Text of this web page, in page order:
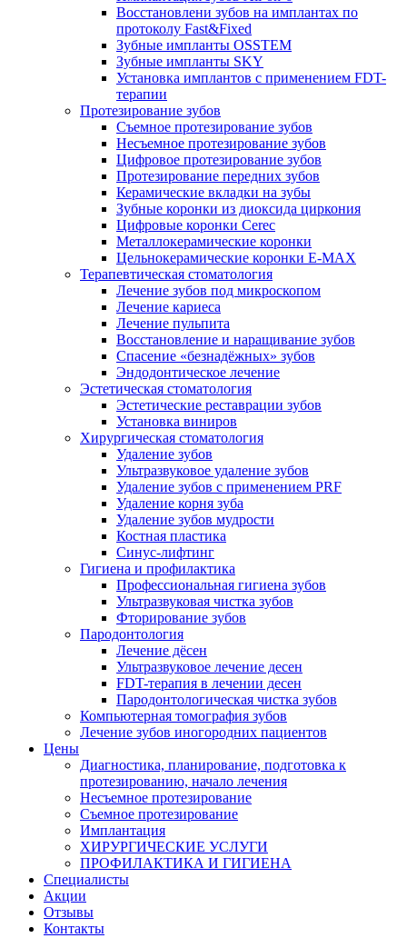
Восстановлени зубов на имплантах по
протоколу Fast&Fixed
Зубные импланты OSSTEM
Зубные импланты SKY
Установка имплантов с применением FDT-
терапии
Протезирование зубов
Съемное протезирование зубов
Несъемное протезирование зубов
Цифровое протезирование зубов
Протезирование передних зубов
Керамические вкладки на зубы
Зубные коронки из диоксида циркония
Цифровые коронки Cerec
Металлокерамические коронки
Цельнокерамические коронки E-MAX
Терапевтическая стоматология
Лечение зубов под микроскопом
Лечение кариеса
Лечение пульпита
Восстановление и наращивание зубов
Спасение «безнадёжных» зубов
Эндодонтическое лечение
Эстетическая стоматология
Эстетические реставрации зубов
Установка виниров
Хирургическая стоматология
Удаление зубов
Ультразвуковое удаление зубов
Удаление зубов с применением PRF
Удаление корня зуба
Удаление зубов мудрости
Костная пластика
Синус-лифтинг
Гигиена и профилактика
Профессиональная гигиена зубов
Ультразвуковая чистка зубов
Фторирование зубов
Пародонтология
Лечение дёсен
Ультразвуковое лечение десен
FDT-терапия в лечении десен
Пародонтологическая чистка зубов
Компьютерная томография зубов
Лечение зубов иногородних пациентов
Цены
Диагностика, планирование, подготовка к
протезированию, начало лечения
Несъемное протезирование
Съемное протезирование
Имплантация
ХИРУРГИЧЕСКИЕ УСЛУГИ
ПРОФИЛАКТИКА И ГИГИЕНА
Специалисты
Акции
Отзывы
Контакты